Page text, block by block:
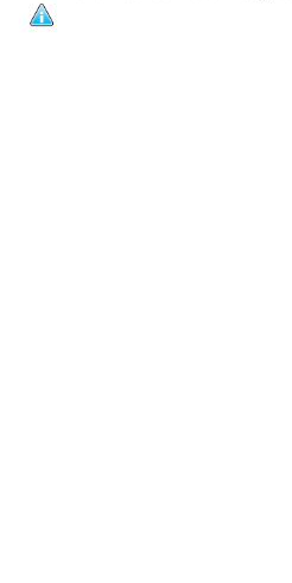
Odin S900 Spinningcykel